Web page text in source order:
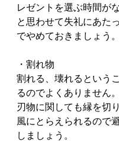
レゼントを選ぶ時間が
と思わせて失礼にあた
でやめておきましょう。
・割れ物
割れる、壊れるという
るのでよくありません。
刃物に関しても縁を切
風にとらえられるので
しましょう。